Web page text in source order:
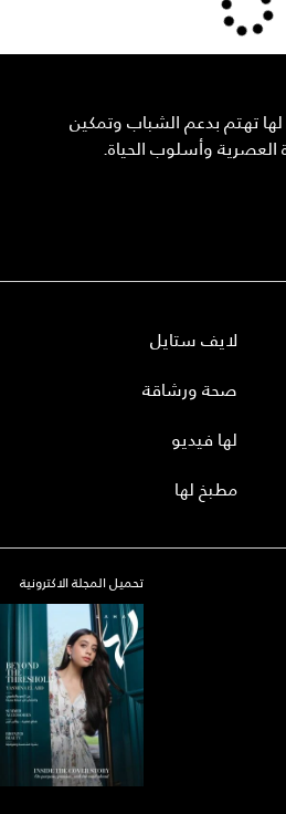
تهتم بدعم الشباب وتمكين
العصرية وأسلوب الحياة.
لايف ستايل
صحة ورشاقة
لها فيديو
مطبخ لها
تحميل المجلة الاكترونية